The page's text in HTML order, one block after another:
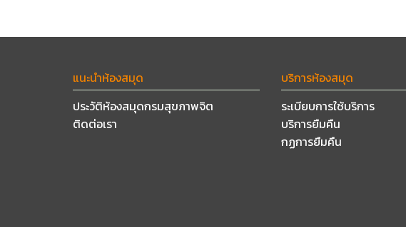
แนะนำห้องสมุด
ประวัติห้องสมุดกรมสุขภาพจิต
ติดต่อเรา
บริการห้องสมุด
ระเบียบการใช้บริการ
บริการยืมคืน
กฏการยืมคืน